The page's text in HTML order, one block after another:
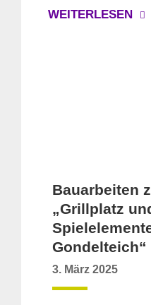
WEITERLESEN
Bauarbeiten
„Grillplatz
3. März 2025